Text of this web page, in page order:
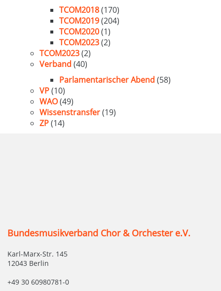
TCOM2018(170)
TCOM2019(204)
TCOM2020(1)
TCOM2023(2)
TCOM2023(2)
Verband (40)
Parlamentarischer Abend (58)
VP(10)
WAO(49)
Wissenstransfer(19)
ZP(14)
Bundesmusikverband Chor & Orchester e.V.
Karl-Marx-Str. 145
12043 Berlin
+49 30 60980781-0